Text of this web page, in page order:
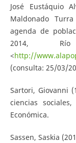
José Eustáquio
Maldonado
agenda de
2014,
<http://
(consulta: 25/03/
Sartori, Giovanni
ciencias
Económica.
Sassen, Saskia